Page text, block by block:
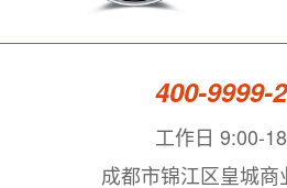
400-9999-
工作日 9:00-
成都市锦江区皇城商